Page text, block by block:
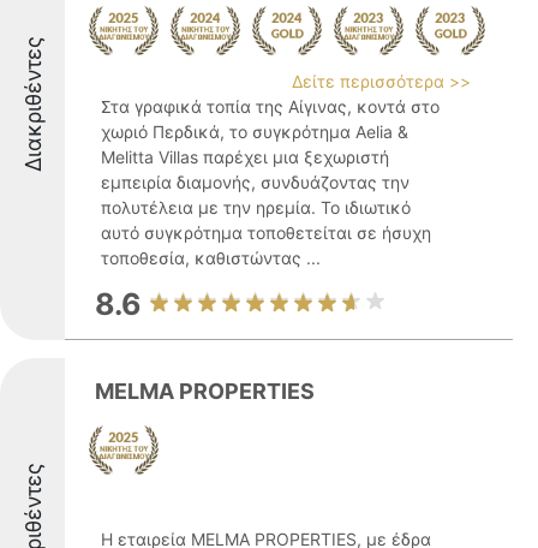
Διακριθέντες
Δείτε περισσότερα >>
Στα γραφικά τοπία της Αίγινας, κοντά στο
χωριό Περδικά, το συγκρότημα Aelia &
Melitta Villas παρέχει μια ξεχωριστή
εμπειρία διαμονής, συνδυάζοντας την
πολυτέλεια με την ηρεμία. Το ιδιωτικό
αυτό συγκρότημα τοποθετείται σε ήσυχη
τοποθεσία, καθιστώντας ...
8.6
MELMA PROPERTIES
Η εταιρεία MELMA PROPERTIES, με έδρα